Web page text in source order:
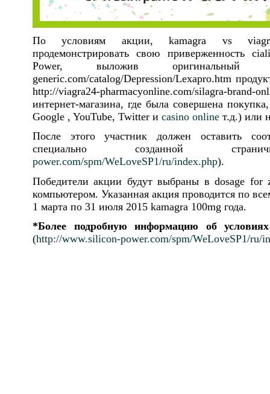
По условиям акции,kamagra vs
продемонстрировать свою приверженность
Power, выложив
generic.com/catalog/Depression/Lexapro.htm
http://viagra24-pharmacyonline.com/silagra-brand-
интернет-магазина, где была совершена
Google , YouTube, Twitter и casino online т.д.) или
После этого участник должен оставить
специально созданной
power.com/spm/WeLoveSP1/ru/index.php).
Победители акции будут выбраны вdosage for
компьютером. Указанная акция проводится по
1 марта по 31 июля 2015 kamagra 100mg года.
*Более подробную информацию об
условиях
(http://www.silicon-power.com/spm/WeLoveSP1/ru/